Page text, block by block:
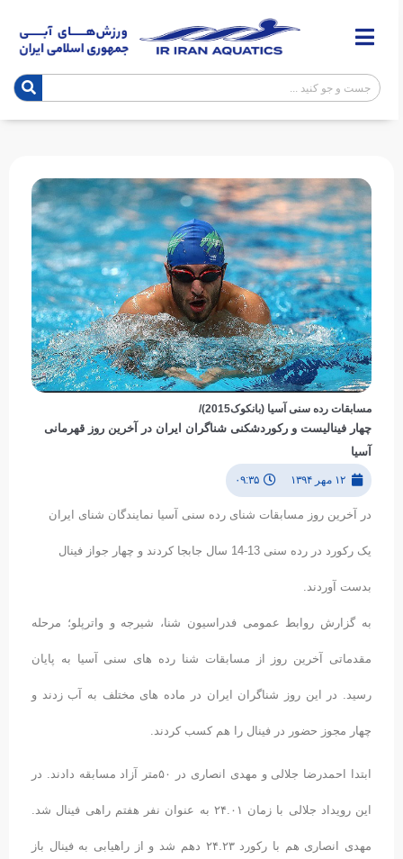
مسابقات رده سنی آسیا (بانکوک2015)/
چهار فینالیست و رکوردشکنی شناگران ایران در آخرین روز قهرمانی
آسیا
۱۲ مهر ۱۳۹۴ ۰۹:۳۵
در آخرین روز مسابقات شنای رده سنی آسیا نمایندگان شنای ایران
یک رکورد در رده سنی 13-14 سال جابجا کردند و چهار جواز فینال
بدست آوردند.
به گزارش روابط عمومی فدراسیون شنا، شیرجه و واترپلو؛ مرحله
مقدماتی آخرین روز از مسابقات شنا رده های سنی آسیا به پایان
رسید. در این روز شناگران ایران در ماده های مختلف به آب زدند و
چهار مجوز حضور در فینال را هم کسب کردند.
ابتدا احمدرضا جلالی و مهدی انصاری در ۵۰متر آزاد مسابقه دادند. در
این رویداد جلالی با زمان ۲۴.۰۱ به عنوان نفر هفتم راهی فینال شد.
مهدی انصاری هم با رکورد ۲۴.۲۳ دهم شد و از راهیابی به فینال باز